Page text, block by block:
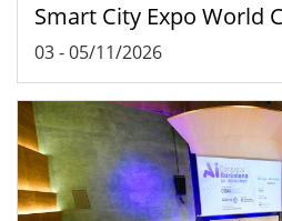
Smart City Expo World
03-05/11/2026